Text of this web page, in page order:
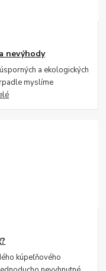
nevýhody
a ekologických
myslíme
kúpeľňového